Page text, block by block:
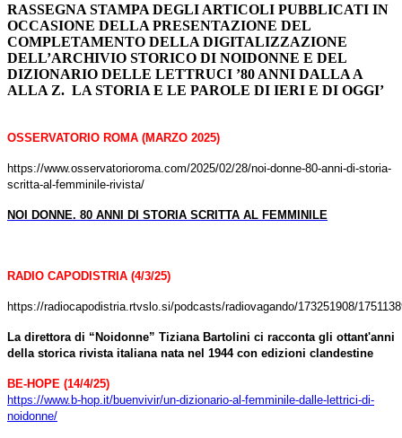
RASSEGNA STAMPA DEGLI ARTICOLI PUBBLICATI IN
OCCASIONE DELLA PRESENTAZIONE DEL
COMPLETAMENTO DELLA DIGITALIZZAZIONE
DELL’ARCHIVIO STORICO DI NOIDONNE E DEL
DIZIONARIO DELLE LETTRUCI ’80 ANNI DALLA A
ALLA Z. LA STORIA E LE PAROLE DI IERI E DI OGGI’
OSSERVATORIO ROMA (MARZO 2025)
https://www.osservatorioroma.com/2025/02/28/noi-donne-80-anni-di-storia-
scritta-al-femminile-rivista/
NOI DONNE. 80 ANNI DI STORIA SCRITTA AL FEMMINILE
RADIO CAPODISTRIA (4/3/25)
https://radiocapodistria.rtvslo.si/podcasts/radiovagando/173251908/
La direttora di “Noidonne” Tiziana Bartolini ci racconta gli ottant'anni
della storica rivista italiana nata nel 1944 con edizioni clandestine
BE-HOPE (14/4/25)
https://www.b-hop.it/buenvivir/un-dizionario-al-femminile-dalle-lettrici-di-
noidonne/